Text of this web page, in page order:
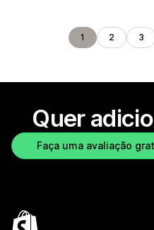
1 2 3
Quer
Faça uma avaliação